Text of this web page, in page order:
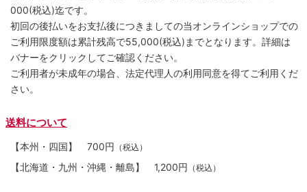
000(税込)迄です。
初回の後払いをお支払後につきましての当オンラインショップでの
ご利用限度額は累計残高で55,000(税込)までとなります。詳細は
バナーをクリックしてご確認ください。
ご利用者が未成年の場合、法定代理人の利用同意を得てご利用くだ
さい。
送料について
【本州・四国】 700円 （税込）
【北海道・九州・沖縄・離島】 1,200円 （税込）